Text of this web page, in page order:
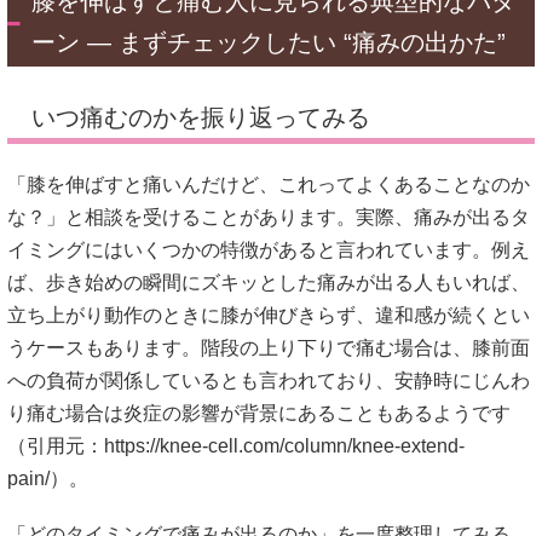
ーン — まずチェックしたい “痛みの出かた”
いつ痛むのかを振り返ってみる
「膝を伸ばすと痛いんだけど、これってよくあることなのか
な？」と相談を受けることがあります。実際、痛みが出るタ
イミングにはいくつかの特徴があると言われています。例え
ば、歩き始めの瞬間にズキッとした痛みが出る人もいれば、
立ち上がり動作のときに膝が伸びきらず、違和感が続くとい
うケースもあります。階段の上り下りで痛む場合は、膝前面
への負荷が関係しているとも言われており、安静時にじんわ
り痛む場合は炎症の影響が背景にあることもあるようです
（引用元： https://knee-cell.com/column/knee-extend-
pain/）。